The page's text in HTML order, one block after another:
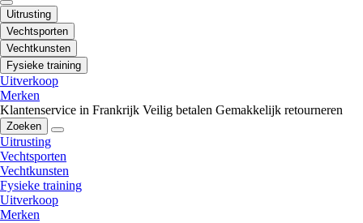
Uitrusting
Vechtsporten
Vechtkunsten
Fysieke training
Uitverkoop
Merken
Klantenservice in Frankrijk Veilig betalen Gemakkelijk retourneren
Zoeken
Uitrusting
Vechtsporten
Vechtkunsten
Fysieke training
Uitverkoop
Merken